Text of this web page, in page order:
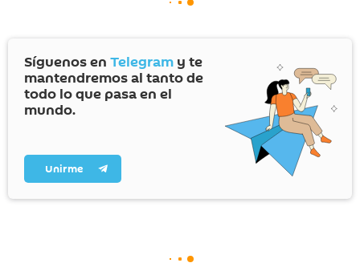
Síguenos en Telegram y te
mantendremos al tanto de
todo lo que pasa en el
mundo.
Unirme